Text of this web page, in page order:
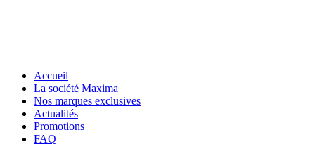
Accueil
La société Maxima
Nos marques exclusives
Actualités
Promotions
FAQ